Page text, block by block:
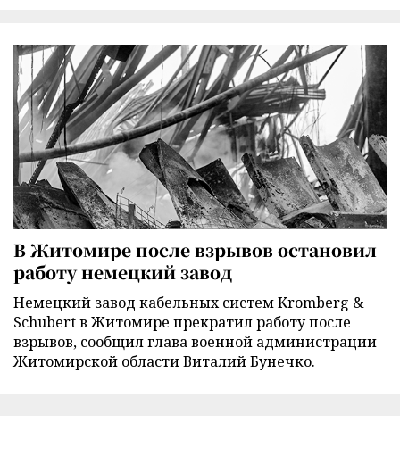
В Житомире после взрывов остановил
работу немецкий завод
Немецкий завод кабельных систем Kromberg &
Schubert в Житомире прекратил работу после
взрывов, сообщил глава военной администрации
Житомирской области Виталий Бунечко.